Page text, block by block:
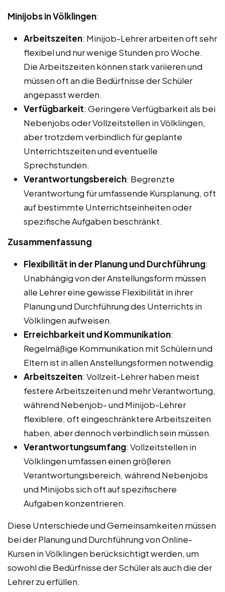
Minijobs in Völklingen:
Arbeitszeiten: Minijob-Lehrer arbeiten oft sehr
flexibel und nur wenige Stunden pro Woche.
Die Arbeitszeiten können stark variieren und
müssen oft an die Bedürfnisse der Schüler
angepasst werden.
Verfügbarkeit: Geringere Verfügbarkeit als bei
Nebenjobs oder Vollzeitstellen in Völklingen,
aber trotzdem verbindlich für geplante
Unterrichtszeiten und eventuelle
Sprechstunden.
Verantwortungsbereich: Begrenzte
Verantwortung für umfassende Kursplanung, oft
auf bestimmte Unterrichtseinheiten oder
spezifische Aufgaben beschränkt.
Zusammenfassung
Flexibilität in der Planung und Durchführung:
Unabhängig von der Anstellungsform müssen
alle Lehrer eine gewisse Flexibilität in ihrer
Planung und Durchführung des Unterrichts in
Völklingen aufweisen.
Erreichbarkeit und Kommunikation:
Regelmäßige Kommunikation mit Schülern und
Eltern ist in allen Anstellungsformen notwendig.
Arbeitszeiten: Vollzeit-Lehrer haben meist
festere Arbeitszeiten und mehr Verantwortung,
während Nebenjob- und Minijob-Lehrer
flexiblere, oft eingeschränktere Arbeitszeiten
haben, aber dennoch verbindlich sein müssen.
Verantwortungsumfang: Vollzeitstellen in
Völklingen umfassen einen größeren
Verantwortungsbereich, während Nebenjobs
und Minijobs sich oft auf spezifischere
Aufgaben konzentrieren.
Diese Unterschiede und Gemeinsamkeiten müssen
bei der Planung und Durchführung von Online-
Kursen in Völklingen berücksichtigt werden, um
sowohl die Bedürfnisse der Schüler als auch die der
Lehrer zu erfüllen.